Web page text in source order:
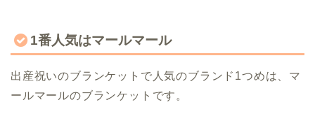
1番人気はマールマール
出産祝いのブランケットで人気のブランド1つめは、マ
ールマールのブランケットです。